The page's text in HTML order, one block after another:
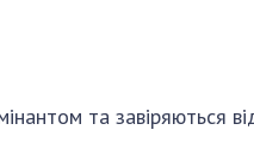
та завіряються